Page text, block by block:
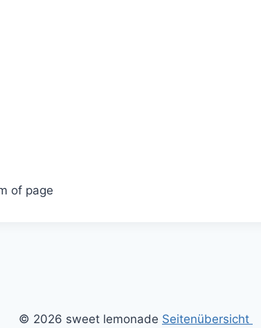
of page
© 2026 sweet lemonade Seitenübersicht